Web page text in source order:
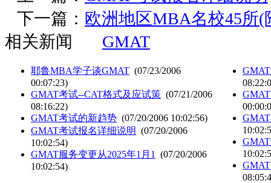
下一篇： 欧洲地区MBA名校45所(
相关新闻
GMAT
耶鲁MBA学子谈GMAT (07/23/2006
00:07:23)
GMAT考试--CAT格式及应试策 (07/21/2006
08:16:22)
GMAT考试的新趋势 (07/20/2006 10:02:56)
GMAT考试报名详细说明 (07/20/2006
10:02:54)
GMAT服务变更从2025年1月1
(07/20/2006
10:02:54)